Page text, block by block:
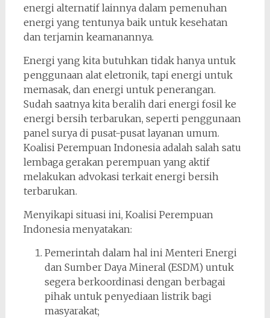
energi alternatif lainnya dalam pemenuhan
energi yang tentunya baik untuk kesehatan
dan terjamin keamanannya.
Energi yang kita butuhkan tidak hanya untuk
penggunaan alat eletronik, tapi energi untuk
memasak, dan energi untuk penerangan.
Sudah saatnya kita beralih dari energi fosil ke
energi bersih terbarukan, seperti penggunaan
panel surya di pusat-pusat layanan umum.
Koalisi Perempuan Indonesia adalah salah satu
lembaga gerakan perempuan yang aktif
melakukan advokasi terkait energi bersih
terbarukan.
Menyikapi situasi ini, Koalisi Perempuan
Indonesia menyatakan:
Pemerintah dalam hal ini Menteri Energi
dan Sumber Daya Mineral (ESDM) untuk
segera berkoordinasi dengan berbagai
pihak untuk penyediaan listrik bagi
masyarakat;